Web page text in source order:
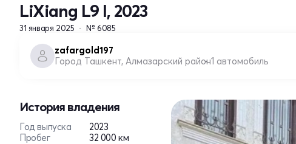
LiXiang L9 I, 2023
31 января 2025 № 6085
zafargold197
Город Ташкент, Алмазарский район1 автомобиль
История владения
Год выпуска
2023
Пробег
32 000 км